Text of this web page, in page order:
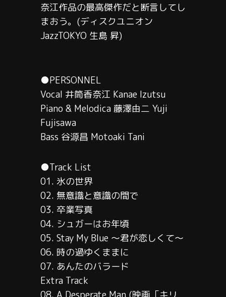
奈江作品の最高傑作だと断言してし
まおう。(ディスクユニオン
JazzTOKYO 生島 昇)
●PERSONNEL
Vocal 井筒香奈江 Kanae Izutsu
Piano & Melodica 藤澤由二 Yuji
Fujisawa
Bass 谷源昌 Motoaki Tani
●Track List
01. 氷の世界
02. 無意識と意識の間で
03. 卒業写真
04. シュガーはお年頃
05. Stay My Blue ～君が恋しくて～
06. 時の過ゆくままに
07. あんたのバラード
Extra Track